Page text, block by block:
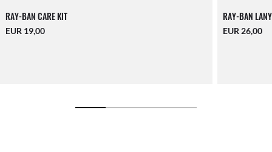
RAY-BAN CARE KIT
EUR 19,00
RAY-BAN
EUR 26,00